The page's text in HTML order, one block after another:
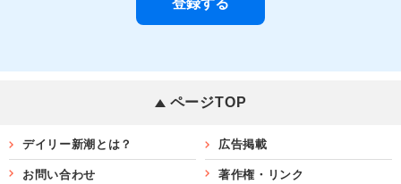
ページTOP
デイリー新潮とは？ 広告掲載
お問い合わせ 著作権・リンク